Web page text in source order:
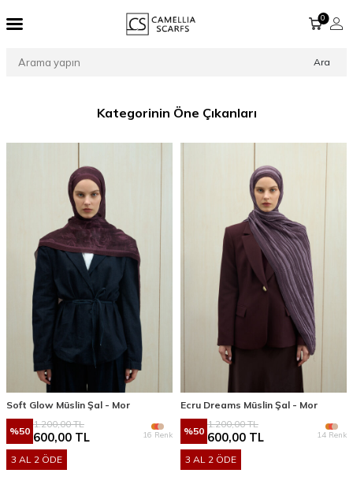
Ara
0
Kategorinin Öne Çıkanları
Soft Glow Müslin Şal - Mor
%50
1.200,00TL
600,00 TL 16 Renk
3 AL 2 ÖDE
Ecru Dreams Müslin Şal - Mor
%50
1.200,00TL
600,00 TL 14 Renk
3 AL 2 ÖDE